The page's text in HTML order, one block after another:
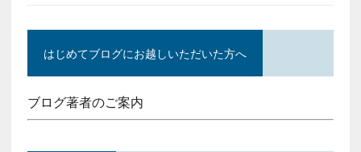
はじめてブログにお越しいただいた方へ
ブログ著者のご案内